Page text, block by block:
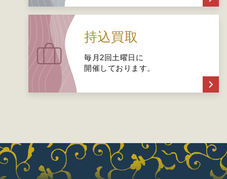
持込買取
毎月2回土曜日に
開催しております。